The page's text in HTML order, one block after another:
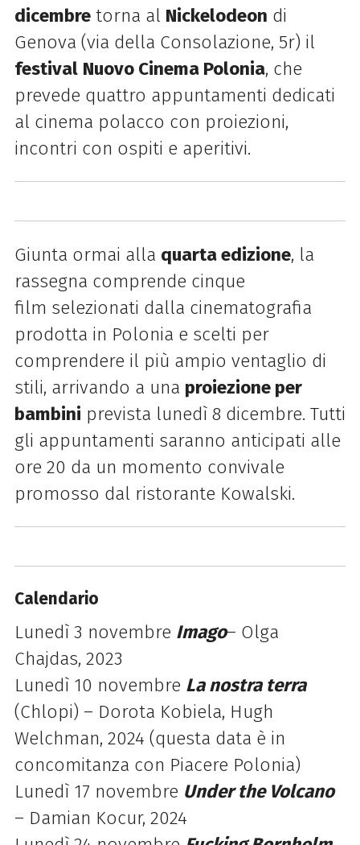
dicembretorna al Nickelodeon di
Genova (via della Consolazione, 5r) il
festival Nuovo Cinema Polonia, che
prevede quattro appuntamenti dedicati
al cinema polacco con proiezioni,
incontri con ospiti e aperitivi.
Giunta ormai alla quarta edizione, la
rassegna comprende cinque
film selezionati dalla cinematografia
prodotta in Polonia e scelti per
comprendere il più ampio ventaglio di
stili, arrivando a una proiezione per
bambini prevista lunedì 8 dicembre. Tutti
gli appuntamenti saranno anticipati alle
ore 20 da un momento convivale
promosso dal ristorante Kowalski.
Calendario
Lunedì 3 novembre Imago– Olga
Chajdas, 2023
Lunedì 10 novembre La nostra terra
(Chlopi) – Dorota Kobiela, Hugh
Welchman, 2024 (questa data è in
concomitanza con Piacere Polonia)
Lunedì 17 novembre Under the Volcano
– Damian Kocur, 2024